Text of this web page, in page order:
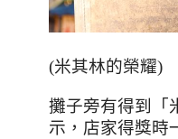
(米其林的榮耀)
攤子旁有得到「
示，店家得獎時